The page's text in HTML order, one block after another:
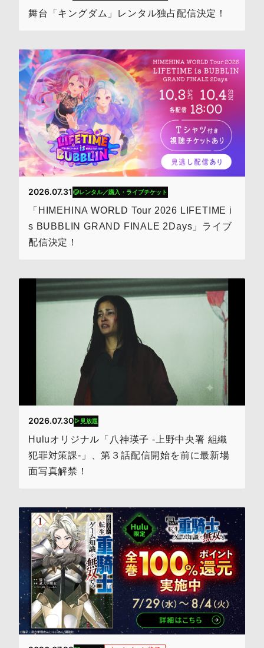
舞台「キングダム」レンタル独占配信決定！
2026.07.31 レンタル／購入・ライブチケット
「HIMEHINA WORLD Tour 2026 LIFETIME i
s BUBBLIN GRAND FINALE 2Days」ライブ
配信決定！
2026.07.30 見放題
Huluオリジナル「八神瑛子 -上野中央署 組織
犯罪対策課-」、第３話配信開始を前に最新場
面写真解禁！